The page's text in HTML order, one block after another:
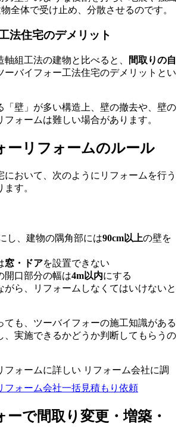
全体で受け止め、分散させるのです。
法住宅のデメリット
軸組工法の建物と比べると、
間取りの自
ーバイフォー工法住宅のデメリットとい
「壁」が多い構造上、壁の撤去や、壁の
ォームは難しい場合があります。
ーリフォームのルール
において、次のようにリフォームを行う
ます。
し、建物の隅角部には90cm以上の壁を
窓・ドアを設置できない
開口部分の幅は4m以内にする
がら、リフォームしなくてはいけないと
ても、ツーバイフォーの施工知識がある
、実施できるかどうか判断してもらうの
フォームに詳しい リフォーム会社に調
フォーム会社一括見積もり依頼
ーで間取り変更・増築・